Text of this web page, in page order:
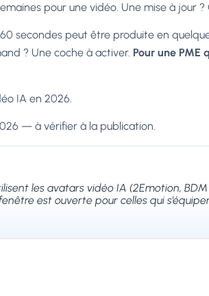
pour une vidéo. Une mise à jour
secondes peut être produite en
? Une coche à activer. Pour une
IA en 2026.
— à vérifier à la publication.
les avatars vidéo IA (2Emotion,
est ouverte pour celles qui